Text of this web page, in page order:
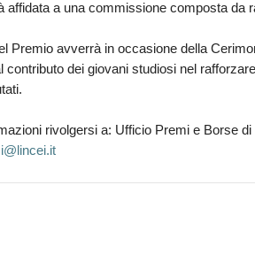
affidata a una commissione composta da
Premio avverrà in occasione della
contributo dei giovani studiosi nel
rivolgersi a: Ufficio Premi e Borse